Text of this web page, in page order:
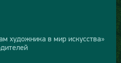
художника в мир искусства»